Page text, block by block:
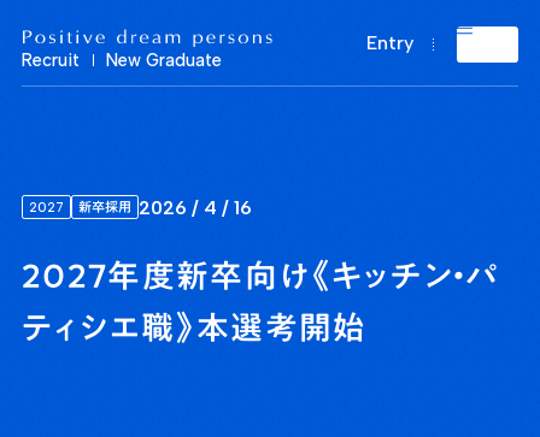
Positive dream persons Recruit New Graduate
Recruit New Graduate
Entry
2027 新卒採用 2026 / 4 / 16
2027年度新卒向け《キッチン・パ
ティシエ職》本選考開始